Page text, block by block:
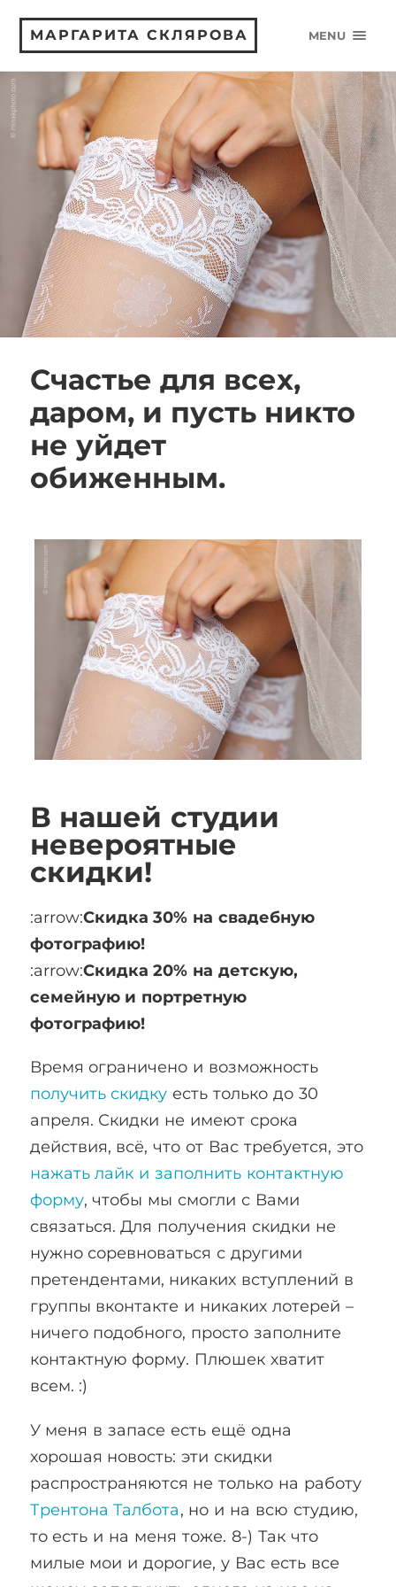
МАРГАРИТА СКЛЯРОВА MENU
Счастье для всех,
даром, и пусть никто
не уйдет
обиженным.
В нашей студии
невероятные
скидки!
:arrow:Скидка 30% на свадебную
фотографию!
:arrow:Скидка 20% на детскую,
семейную и портретную
фотографию!
Время ограничено и возможность
получить скидку есть только до 30
апреля. Скидки не имеют срока
действия, всё, что от Вас требуется, это
нажать лайк и заполнить контактную
форму, чтобы мы смогли с Вами
связаться. Для получения скидки не
нужно соревноваться с другими
претендентами, никаких вступлений в
группы вконтакте и никаких лотерей –
ничего подобного, просто заполните
контактную форму. Плюшек хватит
всем. :)
У меня в запасе есть ещё одна
хорошая новость: эти скидки
распространяются не только на работу
Трентона Талбота, но и на всю студию,
то есть и на меня тоже. 8-) Так что
милые мои и дорогие, у Вас есть все